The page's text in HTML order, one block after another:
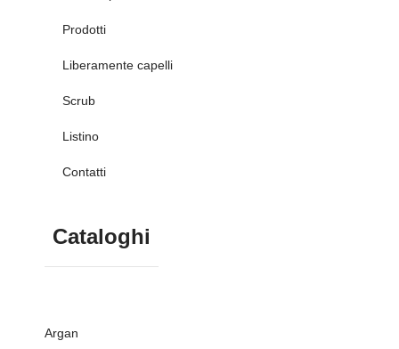
Prodotti
Liberamente capelli
Scrub
Listino
Contatti
Cataloghi
Argan